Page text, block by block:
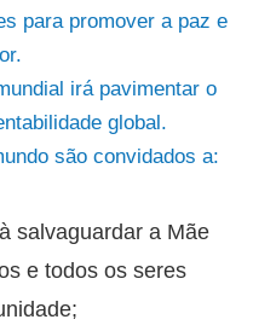
para promover a paz e
irá pavimentar o
global.
são convidados a:
salvaguardar a Mãe
e todos os seres